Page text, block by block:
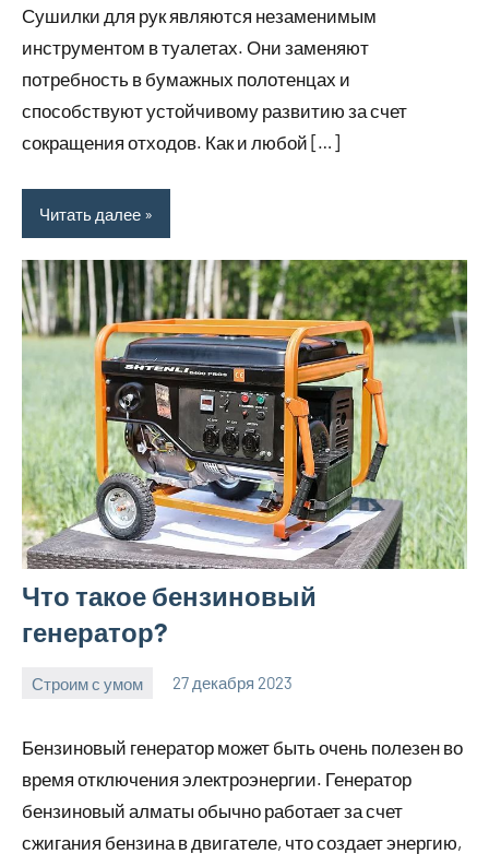
Сушилки для рук являются незаменимым
инструментом в туалетах. Они заменяют
потребность в бумажных полотенцах и
способствуют устойчивому развитию за счет
сокращения отходов. Как и любой […]
Читать далее
Что такое бензиновый
генератор?
Строим с умом 27 декабря 2023
finnlevel_ru
Бензиновый генератор может быть очень полезен во
время отключения электроэнергии. Генератор
бензиновый алматы обычно работает за счет
сжигания бензина в двигателе, что создает энергию,